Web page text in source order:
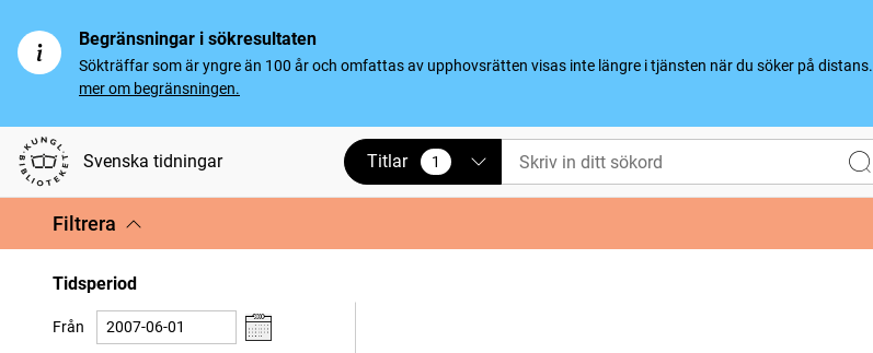
Begränsningar i sökresultaten
Sökträffar som är yngre än 100 år och omfattas av upphovsrätten visas inte längre i tjänsten när du söker på distans.
mer om begränsningen.
Svenska tidningar Titlar 1
vald
Filtrera
Tidsperiod
Från